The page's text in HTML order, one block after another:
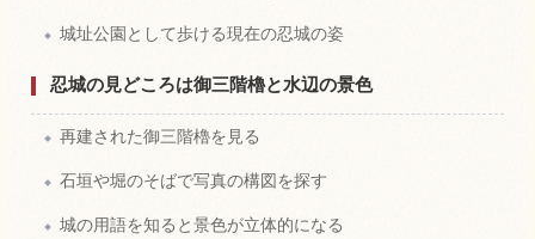
城址公園として歩ける現在の忍城の姿
忍城の見どころは御三階櫓と水辺の景色
再建された御三階櫓を見る
石垣や堀のそばで写真の構図を探す
城の用語を知ると景色が立体的になる